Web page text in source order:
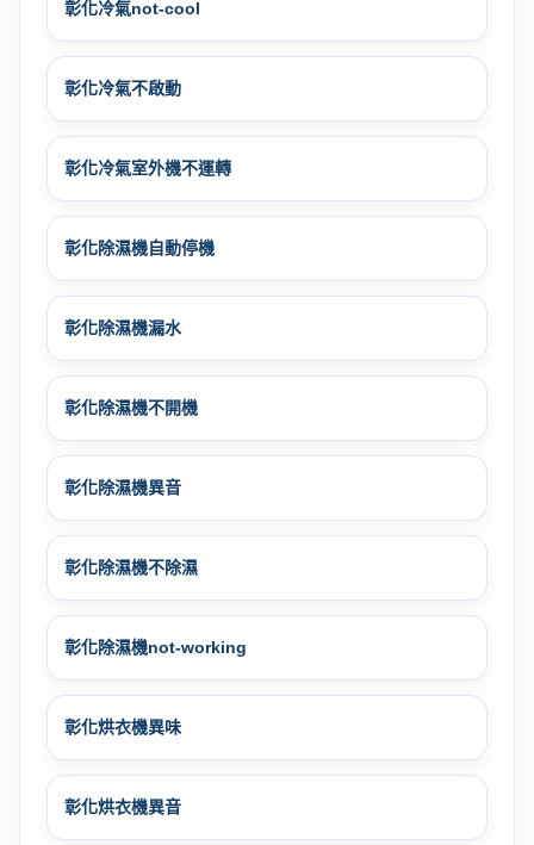
彰化冷氣not-cool
彰化冷氣不啟動
彰化冷氣室外機不運轉
彰化除濕機自動停機
彰化除濕機漏水
彰化除濕機不開機
彰化除濕機異音
彰化除濕機不除濕
彰化除濕機not-working
彰化烘衣機異味
彰化烘衣機異音